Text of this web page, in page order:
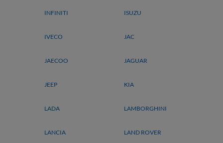
INFINITI ISUZU
IVECO JAC
JAECOO JAGUAR
JEEP KIA
LADA LAMBORGHINI
LANCIA LAND ROVER